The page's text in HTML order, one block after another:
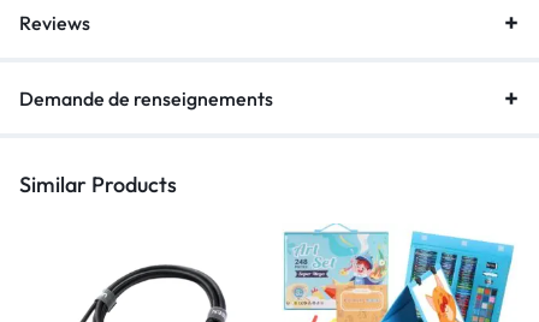
Reviews
Demande de renseignements
Similar Products